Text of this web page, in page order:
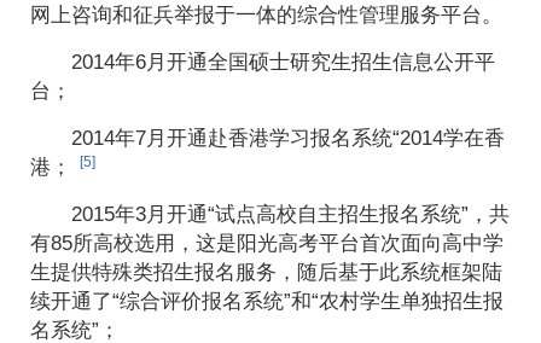
网上咨询和征兵举报于一体的综合性管理服务平台。
2014年6月开通全国硕士研究生招生信息公开平
台；
2014年7月开通赴香港学习报名系统“2014学在香
港；
[5]
2015年3月开通“试点高校自主招生报名系统”，共
有85所高校选用，这是阳光高考平台首次面向高中学
生提供特殊类招生报名服务，随后基于此系统框架陆
续开通了“综合评价报名系统”和“农村学生单独招生报
名系统”；